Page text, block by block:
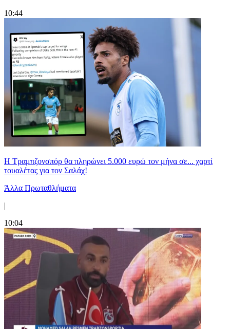
10:44
Η Τραμπζονσπόρ θα πληρώνει 5.000 ευρώ τον μήνα σε... χαρτί
τουαλέτας για τον Σαλάχ!
Άλλα Πρωταθλήματα
|
10:04